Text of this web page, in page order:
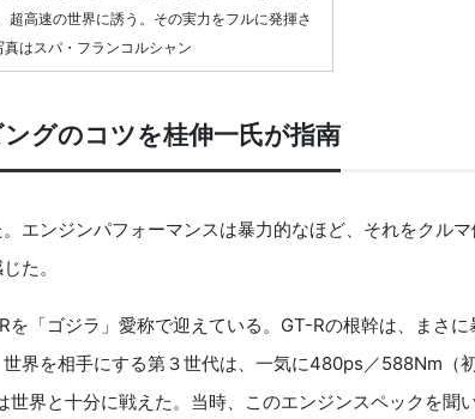
超高速の世界に誘う。その実力をフルに発揮さ
はスパ・フランコルシャン
グのコツを桂伸一氏が指南
エンジンパフォーマンスは暴力的なほど、それをクルマ
た。
「ゴジラ」愛称で迎えている。GT-Rの根幹は、まさに
界を相手にする第３世代は、一気に480ps／588Nm（
界と十分に戦えた。当時、このエンジンスペックを聞